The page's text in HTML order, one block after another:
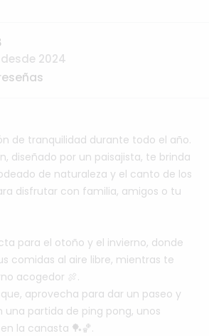
2024
de tranquilidad durante todo el año.
diseñado por un paisajista, te brinda
de naturaleza y el canto de los
disfrutar con familia, amigos o tu
para el otoño y el invierno, donde
comidas al aire libre, mientras te
acogedor 🍖.
aprovecha para dar un paseo y
una partida de ping pong, unos
en la canasta 🏓🏀.